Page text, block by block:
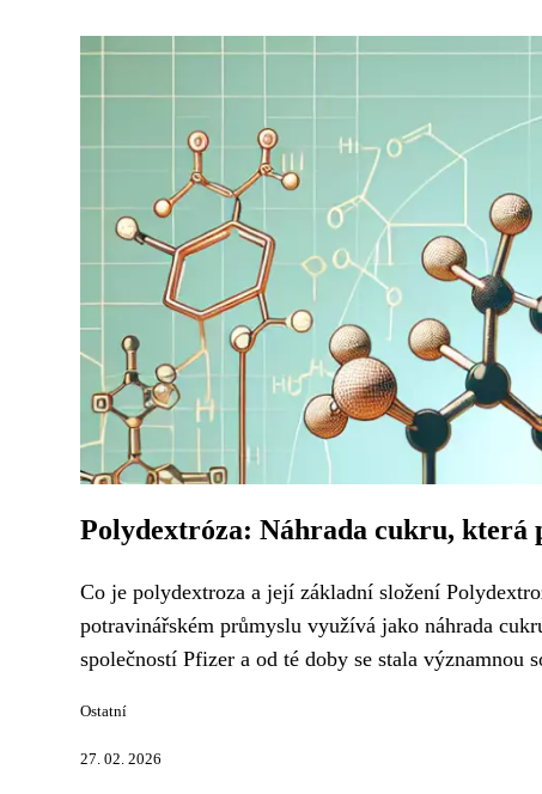
Polydextróza: Náhrada cukru, která
Co je polydextroza a její základní složení
potravinářském průmyslu využívá jako náhrada
společností Pfizer a od té doby se stala významnou
Ostatní
27. 02. 2026